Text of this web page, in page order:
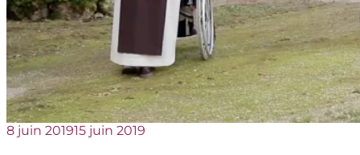
8 juin 201915 juin 2019